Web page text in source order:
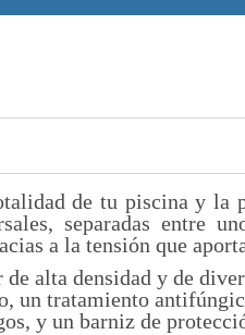
de tu piscina y la
separadas entre
a la tensión que
alta densidad y de
un tratamiento
y un barniz de